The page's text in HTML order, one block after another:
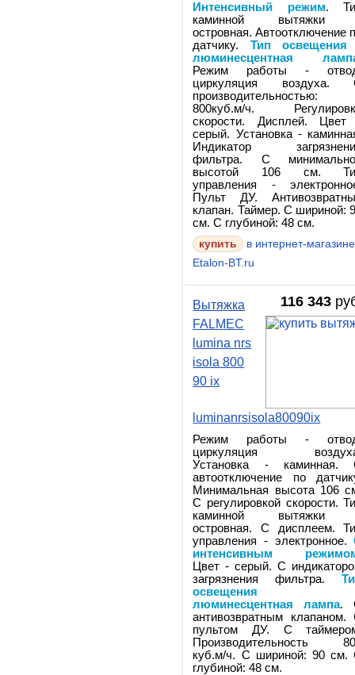
Интенсивный режим.
каминной вытяжки
островная. Автоотключение
датчику. Тип
люминесцентная
Режим работы -
циркуляция воздуха.
производительностью:
800куб.м/ч.
скорости. Дисплей.
серый. Установка -
Индикатор
фильтра. С
высотой 106 см.
управления -
Пульт ДУ.
клапан. Таймер. С шириной:
см. С глубиной: 48 см.
в интернет-магазине
Etalon-BT.ru
116 343
Вытяжка
FALMEC
lumina nrs
isola 800
90 ix
luminanrsisola80090ix
Режим работы -
циркуляция
Установка - каминная.
автоотключение по
Минимальная высота 106
С регулировкой скорости.
каминной вытяжки
островная. С дисплеем.
управления - электронное.
интенсивным
Цвет - серый. С
загрязнения фильтра.
освещения
люминесцентная лампа.
антивозвратным клапаном.
пультом ДУ. С
Производительность
куб.м/ч. С шириной: 90 см.
глубиной: 48 см.